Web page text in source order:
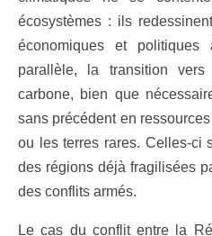
écosystèmes : ils
économiques et politiques
parallèle, la transition
carbone, bien que
sans précédent en
ou les terres rares. Celles-ci
des régions déjà fragilisées
des conflits armés.
Le cas du conflit entre la